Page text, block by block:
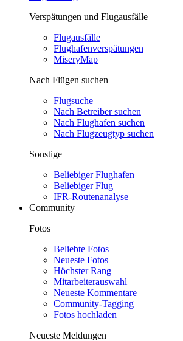
Verspätungen und Flugausfälle
Flugausfälle
Flughafenverspätungen
MiseryMap
Nach Flügen suchen
Flugsuche
Nach Betreiber suchen
Nach Flughafen suchen
Nach Flugzeugtyp suchen
Sonstige
Beliebiger Flughafen
Beliebiger Flug
IFR-Routenanalyse
Community
Fotos
Beliebte Fotos
Neueste Fotos
Höchster Rang
Mitarbeiterauswahl
Neueste Kommentare
Community-Tagging
Fotos hochladen
Neueste Meldungen